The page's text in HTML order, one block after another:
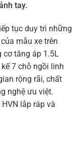
tay.
tục duy trì những
mẫu xe trên
cơ tăng áp 1.5L
7 chỗ ngồi linh
rộng rãi, chất
nghệ ưu việt.
lắp ráp và